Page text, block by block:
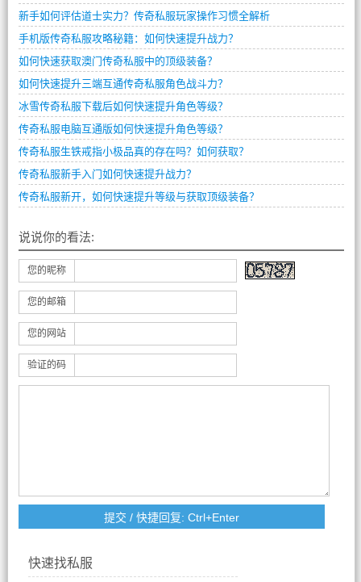
新手如何评估道士实力？传奇私服玩家操作习惯全解析
手机版传奇私服攻略秘籍：如何快速提升战力？
如何快速获取澳门传奇私服中的顶级装备？
如何快速提升三端互通传奇私服角色战斗力？
冰雪传奇私服下载后如何快速提升角色等级？
传奇私服电脑互通版如何快速提升角色等级？
传奇私服生铁戒指小极品真的存在吗？如何获取？
传奇私服新手入门如何快速提升战力？
传奇私服新开，如何快速提升等级与获取顶级装备？
说说你的看法:
您的昵称
您的邮箱
您的网站
验证的码
快速找私服